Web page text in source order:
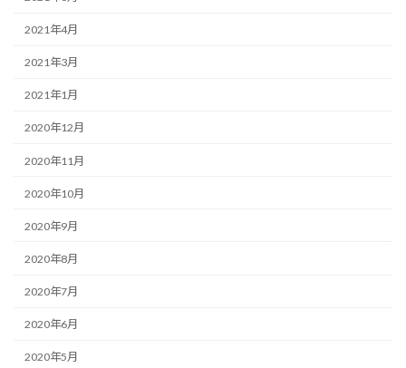
2021年4月
2021年3月
2021年1月
2020年12月
2020年11月
2020年10月
2020年9月
2020年8月
2020年7月
2020年6月
2020年5月